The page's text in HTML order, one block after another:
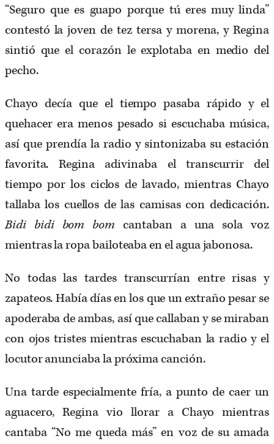
“Seguro que es guapo porque tú eres muy linda”
contestó la joven de tez tersa y morena, y Regina
sintió que el corazón le explotaba en medio del
pecho.
Chayo decía que el tiempo pasaba rápido y el
quehacer era menos pesado si escuchaba música,
así que prendía la radio y sintonizaba su estación
favorita. Regina adivinaba el transcurrir del
tiempo por los ciclos de lavado, mientras Chayo
tallaba los cuellos de las camisas con dedicación.
Bidi bidi bom bom cantaban a una sola voz
mientras la ropa bailoteaba en el agua jabonosa.
No todas las tardes transcurrían entre risas y
zapateos. Había días en los que un extraño pesar se
apoderaba de ambas, así que callaban y se miraban
con ojos tristes mientras escuchaban la radio y el
locutor anunciaba la próxima canción.
Una tarde especialmente fría, a punto de caer un
aguacero, Regina vio llorar a Chayo mientras
cantaba “No me queda más” en voz de su amada